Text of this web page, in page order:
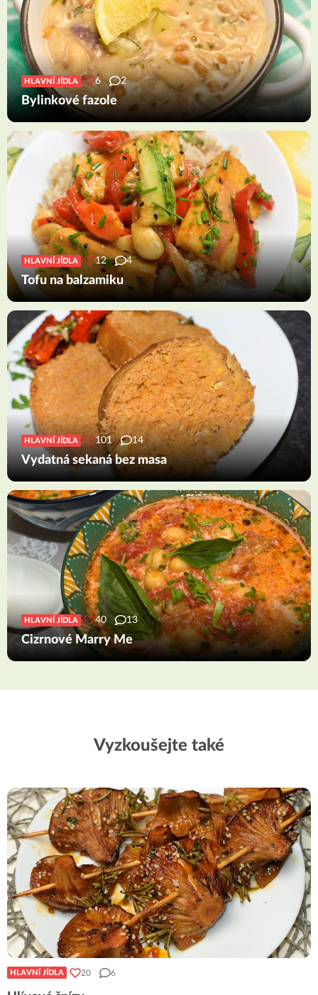
HLAVNÍ JÍDLA 6 2
Bylinkové fazole
HLAVNÍ JÍDLA 12 4
Tofu na balzamiku
HLAVNÍ JÍDLA 101 14
Vydatná sekaná bez masa
HLAVNÍ JÍDLA 40 13
Cizrnové Marry Me
Vyzkoušejte také
HLAVNÍ JÍDLA 20 6